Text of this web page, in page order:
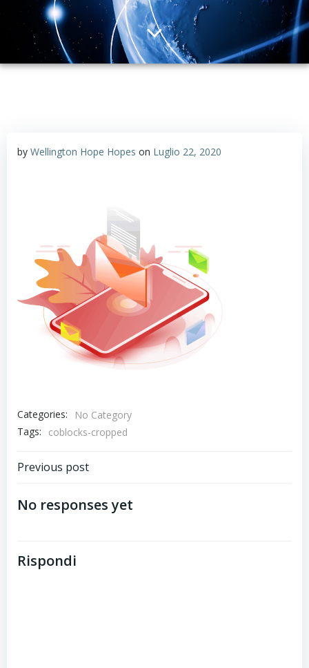
by Wellington Hope Hopes on Luglio 22, 2020
Categories:
No Category
Tags:
coblocks-cropped
Post
navigation
Previous post
No responses yet
Rispondi